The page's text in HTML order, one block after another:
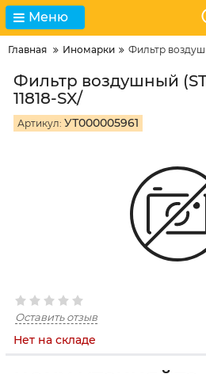
Меню
Главная Иномарки Фильтр
Фильтр воздушный
11818-SX/
Артикул: УТ000005961
Оставить отзыв
Нет на складе